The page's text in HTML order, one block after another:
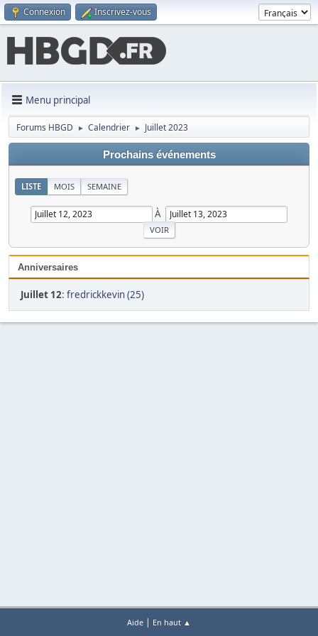
Connexion Inscrivez-vous
Menu principal
Forums HBGD ► Calendrier ► Juillet 2023
Prochains événements
LISTE MOIS SEMAINE
À
Anniversaires
Juillet 12: fredrickkevin (25)
Aide | En haut ▲